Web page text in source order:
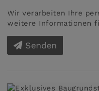
Wir verarbeiten Ihre
weitere Informationen
Senden